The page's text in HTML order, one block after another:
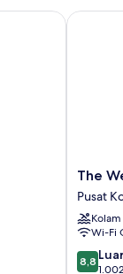
The
Westin
Kuala
Lumpur
Pusat
Kota
Kuala
The
Pusat
Wi-Fi
8.8
dari
8,8
The